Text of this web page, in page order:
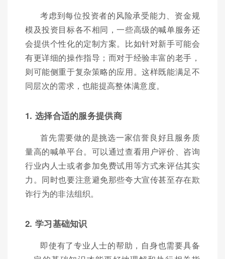
考虑到每位投资者的风险承受能力、资金规
模及投资目标各不相同，一些高级的喊单服务还
会提供个性化的定制方案。比如针对新手可能会
有更详细的操作指导；而对于经验丰富的老手，
则可能侧重于复杂策略的应用。这样既能满足不
同层次的需求，也能提高整体满意度。
1. 选择合适的服务提供商
首先需要做的是挑选一家信誉良好且服务质
量高的喊单平台。可以通过查看用户评价、咨询
行业内人士或者参加免费试用等方式来评估其实
力。同时也要注意避免那些夸大宣传甚至存在欺
诈行为的非法组织。
2. 学习基础知识
即使有了专业人士的帮助，自身也需要具备